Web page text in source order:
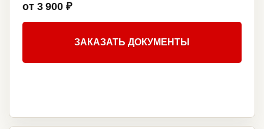
от 3 900 ₽
ЗАКАЗАТЬ ДОКУМЕНТЫ